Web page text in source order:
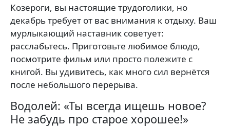
Козероги, вы настоящие трудоголики, но
декабрь требует от вас внимания к отдыху. Ваш
мурлыкающий наставник советует:
расслабьтесь. Приготовьте любимое блюдо,
посмотрите фильм или просто полежите с
книгой. Вы удивитесь, как много сил вернётся
после небольшого перерыва.
Водолей: «Ты всегда ищешь новое?
Не забудь про старое хорошее!»